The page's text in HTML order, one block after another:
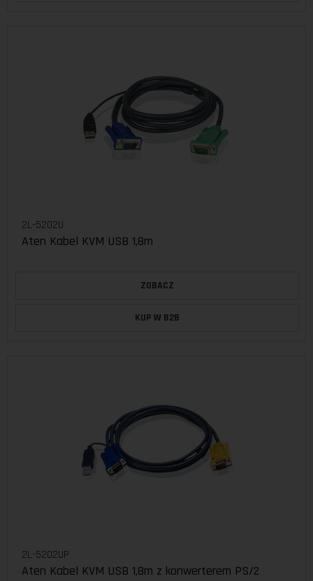
2L-5202U
Aten Kabel KVM USB 1,8m
ZOBACZ
KUP W B2B
2L-5202UP
Aten Kabel KVM USB 1,8m z konwerterem PS/2